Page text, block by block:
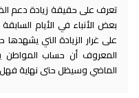
تعرف على حقيقة زيادة دعم
بعض الأنباء في الأيام
على غرار الزيادة التي
المعروف أن حساب المواطن
الماضي وسيظل حتى نهاية